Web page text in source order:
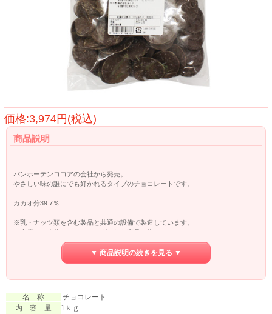
価格:3,974円(税込)
商品説明
バンホーテンココアの会社から発売。
やさしい味の誰にでも好かれるタイプのチョコレートです。
カカオ分39.7％
※乳・ナッツ類を含む製品と共通の設備で製造しています。
※当店にて小分けしパッキングされた商品の為、バンホーテンのパッケージでは
※お一人様10点までとさせて頂いております。
▼ 商品説明の続きを見る ▼
名 称
チョコレート
内 容 量
1ｋｇ